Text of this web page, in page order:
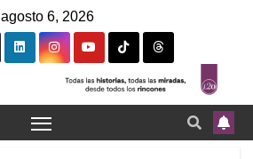
agosto 6, 2026